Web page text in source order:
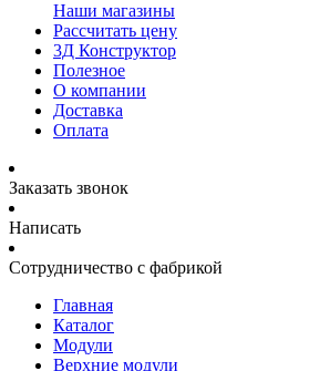
Наши магазины
Рассчитать цену
3Д Конструктор
Полезное
О компании
Доставка
Оплата
Заказать звонок
Написать
Сотрудничество с фабрикой
Главная
Каталог
Модули
Верхние модули